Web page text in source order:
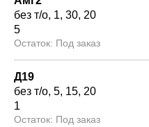
без т/о 1 30 20
5
Под заказ
Д19
без т/о 5 15 20
1
Под заказ